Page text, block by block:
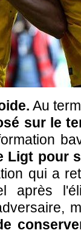
Au
sur le
Ligt pour
qui a
après